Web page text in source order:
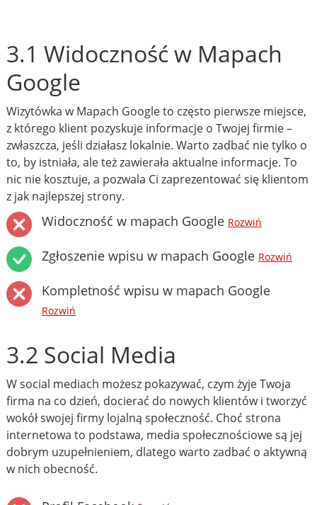
3.1 Widoczność w Mapach
Google
Wizytówka w Mapach Google to często pierwsze miejsce,
z którego klient pozyskuje informacje o Twojej firmie –
zwłaszcza, jeśli działasz lokalnie. Warto zadbać nie tylko o
to, by istniała, ale też zawierała aktualne informacje. To
nic nie kosztuje, a pozwala Ci zaprezentować się klientom
z jak najlepszej strony.
Widoczność w mapach Google Rozwiń
Zgłoszenie wpisu w mapach Google Rozwiń
Kompletność wpisu w mapach Google
Rozwiń
3.2 Social Media
W social mediach możesz pokazywać, czym żyje Twoja
firma na co dzień, docierać do nowych klientów i tworzyć
wokół swojej firmy lojalną społeczność. Choć strona
internetowa to podstawa, media społecznościowe są jej
dobrym uzupełnieniem, dlatego warto zadbać o aktywną
w nich obecność.